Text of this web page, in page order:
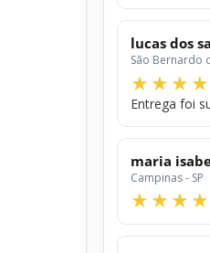
lucas dos
São Bernardo
Entrega foi
maria
Campinas - SP